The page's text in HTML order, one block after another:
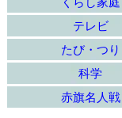
テレビ
たび・つり
科学
赤旗名人戦